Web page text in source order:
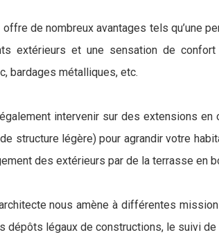
offre de nombreux avantages tels qu’une
extérieurs et une sensation de
bardages métalliques, etc.
intervenir sur des extensions
structure légère) pour agrandir votre
des extérieurs par de la terrasse en
nous amène à différentes
dépôts légaux de constructions, le suivi de